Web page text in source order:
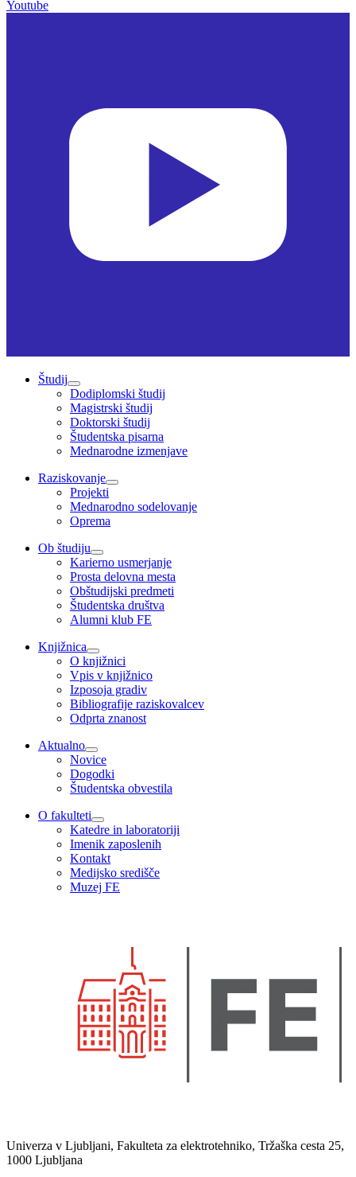
Youtube
Študij
Dodiplomski študij
Magistrski študij
Doktorski študij
Študentska pisarna
Mednarodne izmenjave
Raziskovanje
Projekti
Mednarodno sodelovanje
Oprema
Ob študiju
Karierno usmerjanje
Prosta delovna mesta
Obštudijski predmeti
Študentska društva
Alumni klub FE
Knjižnica
O knjižnici
Vpis v knjižnico
Izposoja gradiv
Bibliografije raziskovalcev
Odprta znanost
Aktualno
Novice
Dogodki
Študentska obvestila
O fakulteti
Katedre in laboratoriji
Imenik zaposlenih
Kontakt
Medijsko središče
Muzej FE
Univerza v Ljubljani, Fakulteta za elektrotehniko, Tržaška cesta 25,
1000 Ljubljana